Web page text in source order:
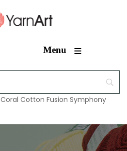
Menu ≡
Coral Cotton Fusion Symphony